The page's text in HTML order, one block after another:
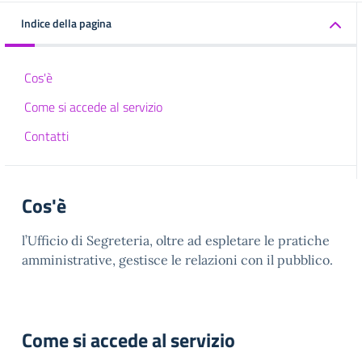
Indice della pagina
Cos'è
Come si accede al servizio
Contatti
Cos'è
l’Ufficio di Segreteria, oltre ad espletare le pratiche
amministrative, gestisce le relazioni con il pubblico.
Come si accede al servizio